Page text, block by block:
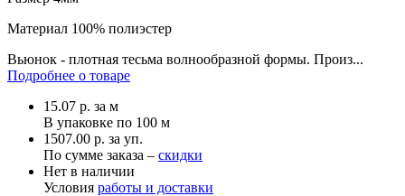
Материал 100% полиэстер
Вьюнок - плотная тесьма волнообразной формы. Произ...
Подробнее о товаре
15.07 р. за м
В упаковке по 100 м
1507.00 р. за уп.
По сумме заказа – скидки
Нет в наличии
Условия работы и доставки